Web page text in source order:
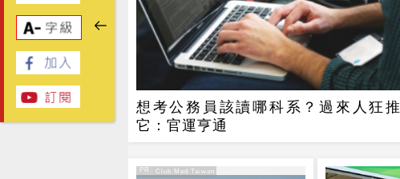
想考公務員該讀哪科系？過來人狂推
它：官運亨通
PR
PR・Club Med Taiwan